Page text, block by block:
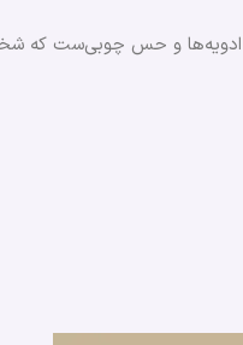
ادویه‌ها و حس چوبی‌ست که